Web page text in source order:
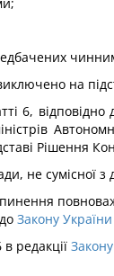
на
6,
Рішення
не сумісної
Закону
редакції